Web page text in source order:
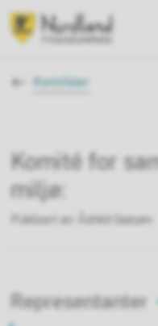
Du er her:
Komitéer
Komité for
miljø:
Publisert av Åshild Opøyen
Representanter